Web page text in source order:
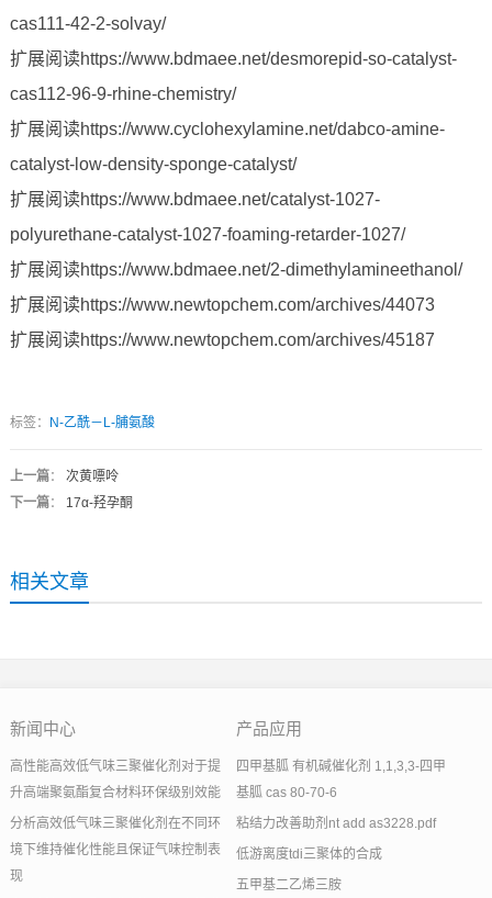
cas111-42-2-solvay/
扩展阅读https://www.bdmaee.net/desmorepid-so-catalyst-
cas112-96-9-rhine-chemistry/
扩展阅读https://www.cyclohexylamine.net/dabco-amine-
catalyst-low-density-sponge-catalyst/
扩展阅读https://www.bdmaee.net/catalyst-1027-
polyurethane-catalyst-1027-foaming-retarder-1027/
扩展阅读https://www.bdmaee.net/2-dimethylamineethanol/
扩展阅读https://www.newtopchem.com/archives/44073
扩展阅读https://www.newtopchem.com/archives/45187
标签： N-乙酰－L-脯氨酸
上一篇： 次黄嘌呤
下一篇： 17α-羟孕酮
相关文章
新闻中心
高性能高效低气味三聚催化剂对于提
升高端聚氨酯复合材料环保级别效能
分析高效低气味三聚催化剂在不同环
境下维持催化性能且保证气味控制表
现
产品应用
四甲基胍 有机碱催化剂 1,1,3,3-四甲
基胍 cas 80-70-6
粘结力改善助剂nt add as3228.pdf
低游离度tdi三聚体的合成
五甲基二乙烯三胺